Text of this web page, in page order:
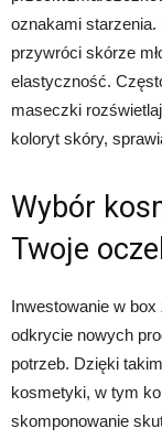
oznakami
przywróci skórze
elastyczność.
maseczki
koloryt skóry,
Wybór
Twoje
Inwestowanie w
odkrycie nowych
potrzeb. Dzięki
kosmetyki, w tym
skomponowanie